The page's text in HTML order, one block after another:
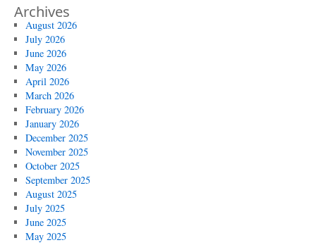
Archives
August 2026
July 2026
June 2026
May 2026
April 2026
March 2026
February 2026
January 2026
December 2025
November 2025
October 2025
September 2025
August 2025
July 2025
June 2025
May 2025